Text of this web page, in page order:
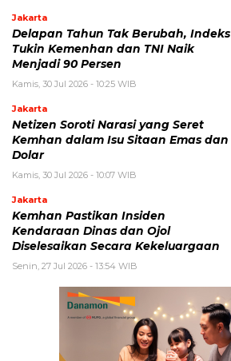
Jakarta
Delapan Tahun Tak Berubah, Indeks
Tukin Kemenhan dan TNI Naik
Menjadi 90 Persen
Kamis, 30 Jul 2026 - 10:25 WIB
Jakarta
Netizen Soroti Narasi yang Seret
Kemhan dalam Isu Sitaan Emas dan
Dolar
Kamis, 30 Jul 2026 - 10:07 WIB
Jakarta
Kemhan Pastikan Insiden
Kendaraan Dinas dan Ojol
Diselesaikan Secara Kekeluargaan
Senin, 27 Jul 2026 - 13:54 WIB